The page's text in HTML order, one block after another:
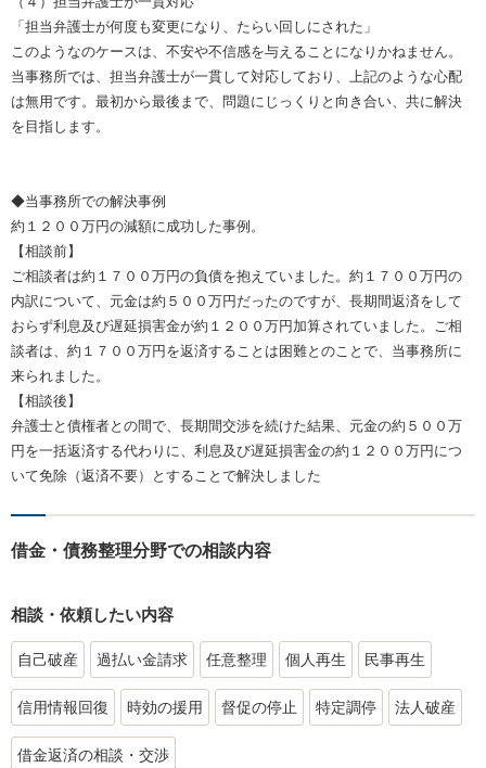
「担当弁護士が何度も変更になり、たらい回しにされた」
このようなのケースは、不安や不信感を与えることになりかねません。
当事務所では、担当弁護士が一貫して対応しており、上記のような心配
は無用です。最初から最後まで、問題にじっくりと向き合い、共に解決
を目指します。
◆当事務所での解決事例
約１２００万円の減額に成功した事例。
【相談前】
ご相談者は約１７００万円の負債を抱えていました。約１７００万円の
内訳について、元金は約５００万円だったのですが、長期間返済をして
おらず利息及び遅延損害金が約１２００万円加算されていました。ご相
談者は、約１７００万円を返済することは困難とのことで、当事務所に
来られました。
【相談後】
弁護士と債権者との間で、長期間交渉を続けた結果、元金の約５００万
円を一括返済する代わりに、利息及び遅延損害金の約１２００万円につ
いて免除（返済不要）とすることで解決しました
借金・債務整理分野での相談内容
相談・依頼したい内容
自己破産 過払い金請求 任意整理 個人再生 民事再生
信用情報回復 時効の援用 督促の停止 特定調停 法人破産
借金返済の相談・交渉